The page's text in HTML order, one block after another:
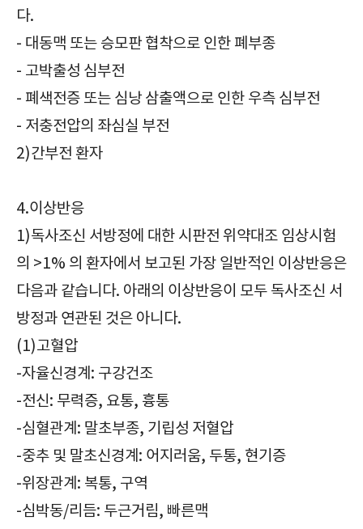
다.
- 대동맥 또는 승모판 협착으로 인한 폐부종
- 고박출성 심부전
- 폐색전증 또는 심낭 삼출액으로 인한 우측 심부전
- 저충전압의 좌심실 부전
2)간부전 환자
4.이상반응
1)독사조신 서방정에 대한 시판전 위약대조 임상시험
의 >1% 의 환자에서 보고된 가장 일반적인 이상반응은
다음과 같습니다. 아래의 이상반응이 모두 독사조신 서
방정과 연관된 것은 아니다.
(1)고혈압
-자율신경계: 구강건조
-전신: 무력증, 요통, 흉통
-심혈관계: 말초부종, 기립성 저혈압
-중추 및 말초신경계: 어지러움, 두통, 현기증
-위장관계: 복통, 구역
-심박동/리듬: 두근거림, 빠른맥